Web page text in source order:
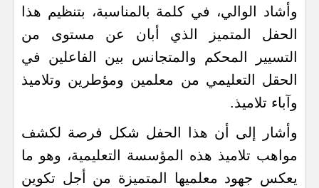
وأشاد الوالي، في كلمة بالمناسبة، بتنظيم هذا
الحفل المتميز الذي أبان عن مستوى من
التسيير المحكم والمتجانس بين الفاعلين في
الحقل التعليمي من معلمين ومؤطرين وتلاميذ
وآباء تلاميذ.
وأشار إلى أن هذا الحفل شكل فرصة لكشف
مواهب تلاميذ هذه المؤسسة التعليمية، وهو ما
يعكس جهود معلميها المتميزة من أجل تكوين